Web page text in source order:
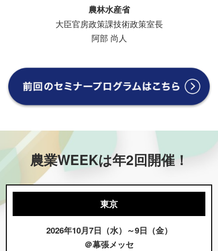
農林水産省
大臣官房政策課技術政策室長
阿部 尚人
農業WEEKは年2回開催！
東京
2026年10月7日（水）～9日（金）
＠幕張メッセ